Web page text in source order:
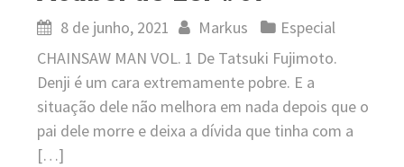
8 de junho, 2021 Markus
Especial
CHAINSAW MAN VOL. 1 De Tatsuki Fujimoto.
Denji é um cara extremamente pobre. E a
situação dele não melhora em nada depois que o
pai dele morre e deixa a dívida que tinha com a
[…]